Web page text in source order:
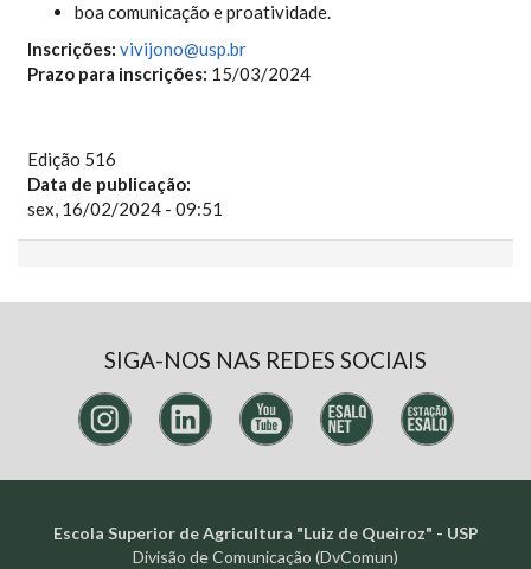
boa comunicação e proatividade.
Inscrições: vivijono@usp.br
Prazo para inscrições: 15/03/2024
Edição 516
Data de publicação:
sex, 16/02/2024 - 09:51
SIGA-NOS NAS REDES SOCIAIS
Escola Superior de Agricultura "Luiz de Queiroz" - USP
Divisão de Comunicação (DvComun)